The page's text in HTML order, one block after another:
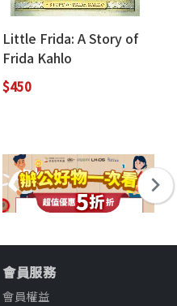
Little Frida: A Story of
Frida Kahlo
$450
會員服務
會員權益